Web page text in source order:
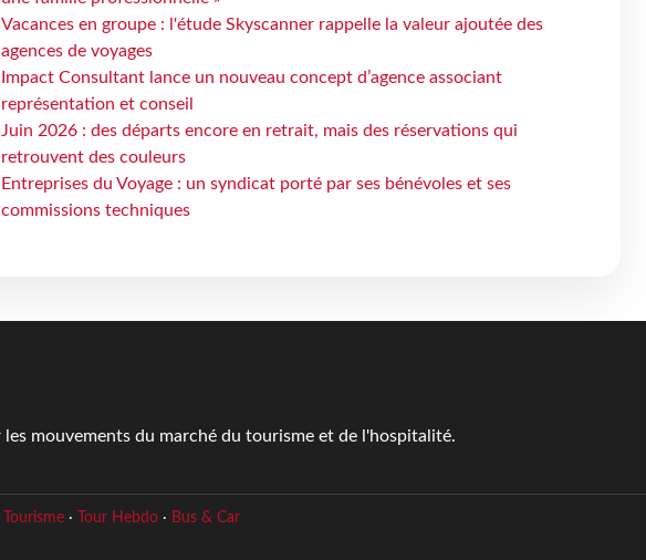
Vacances en groupe : l'étude Skyscanner rappelle la valeur ajoutée des
agences de voyages
Impact Consultant lance un nouveau concept d’agence associant
représentation et conseil
Juin 2026 : des départs encore en retrait, mais des réservations qui
retrouvent des couleurs
Entreprises du Voyage : un syndicat porté par ses bénévoles et ses
commissions techniques
les mouvements du marché du tourisme et de l'hospitalité.
· Tour Hebdo· Bus & Car